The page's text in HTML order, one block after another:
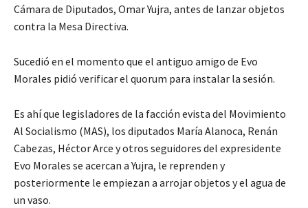
Cámara de Diputados, Omar Yujra, antes de lanzar objetos
contra la Mesa Directiva.
Sucedió en el momento que el antiguo amigo de Evo
Morales pidió verificar el quorum para instalar la sesión.
Es ahí que legisladores de la facción evista del Movimiento
Al Socialismo (MAS), los diputados María Alanoca, Renán
Cabezas, Héctor Arce y otros seguidores del expresidente
Evo Morales se acercan a Yujra, le reprenden y
posteriormente le empiezan a arrojar objetos y el agua de
un vaso.